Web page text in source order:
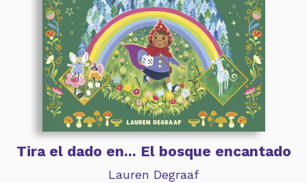
Tira el dado en... El bosque encantado
Lauren Degraaf